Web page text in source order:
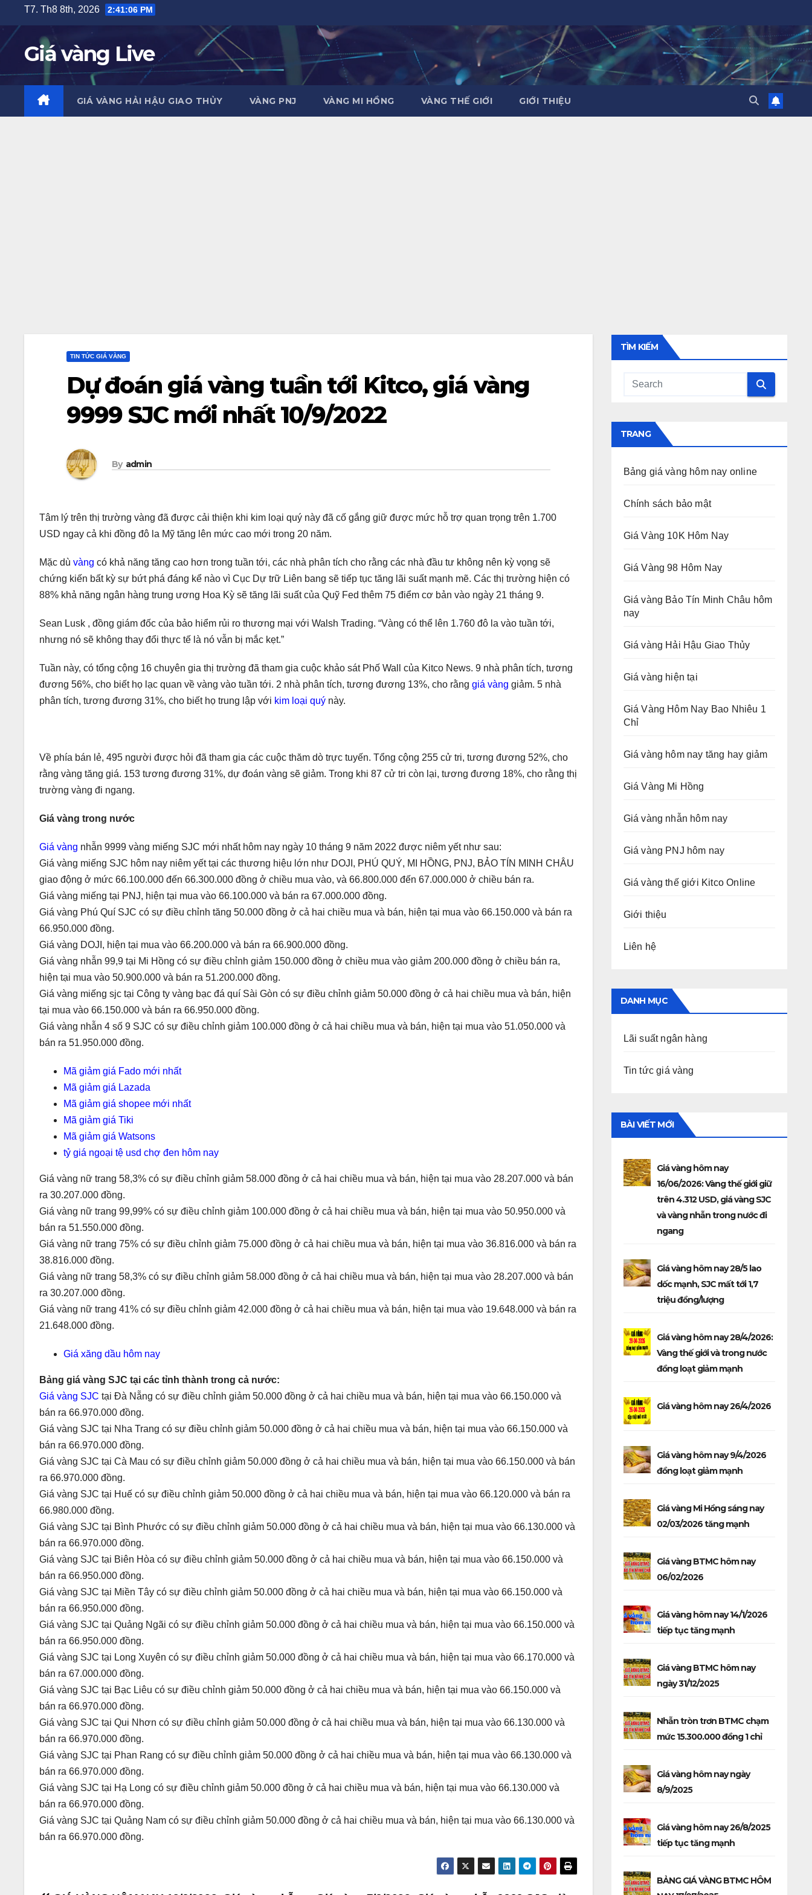
content
T7. Th8 8th, 2026 2:41:07 PM
Giá vàng Live
GIÁ VÀNG HẢI HẬU GIAO THỦY VÀNG PNJ VÀNG MI HỒNG VÀNG THẾ GIỚI GIỚI THIỆU
TIN TỨC GIÁ VÀNG
Dự đoán giá vàng tuần tới Kitco, giá vàng
9999 SJC mới nhất 10/9/2022
By admin
Tâm lý trên thị trường vàng đã được cải thiện khi kim loại quý này đã cố gắng giữ được mức hỗ trợ quan trọng trên 1.700
USD ngay cả khi đồng đô la Mỹ tăng lên mức cao mới trong 20 năm.
Mặc dù vàng có khả năng tăng cao hơn trong tuần tới, các nhà phân tích cho rằng các nhà đầu tư không nên kỳ vọng sẽ
chứng kiến ​​bất kỳ sự bứt phá đáng kể nào vì Cục Dự trữ Liên bang sẽ tiếp tục tăng lãi suất mạnh mẽ. Các thị trường hiện có
88% khả năng ngân hàng trung ương Hoa Kỳ sẽ tăng lãi suất của Quỹ Fed thêm 75 điểm cơ bản vào ngày 21 tháng 9.
Sean Lusk , đồng giám đốc của bảo hiểm rủi ro thương mại với Walsh Trading. “Vàng có thể lên 1.760 đô la vào tuần tới,
nhưng nó sẽ không thay đổi thực tế là nó vẫn bị mắc kẹt.”
Tuần này, có tổng cộng 16 chuyên gia thị trường đã tham gia cuộc khảo sát Phố Wall của Kitco News. 9 nhà phân tích, tương
đương 56%, cho biết họ lạc quan về vàng vào tuần tới. 2 nhà phân tích, tương đương 13%, cho rằng giá vàng giảm. 5 nhà
phân tích, tương đương 31%, cho biết họ trung lập với kim loại quý này.
Về phía bán lẻ, 495 người được hỏi đã tham gia các cuộc thăm dò trực tuyến. Tổng cộng 255 cử tri, tương đương 52%, cho
rằng vàng tăng giá. 153 tương đương 31%, dự đoán vàng sẽ giảm. Trong khi 87 cử tri còn lại, tương đương 18%, cho rằng thị
trường vàng đi ngang.
Giá vàng trong nước
Giá vàng nhẫn 9999 vàng miếng SJC mới nhất hôm nay ngày 10 tháng 9 năm 2022 được niêm yết như sau:
Giá vàng miếng SJC hôm nay niêm yết tại các thương hiệu lớn như DOJI, PHÚ QUÝ, MI HỒNG, PNJ, BẢO TÍN MINH CHÂU
giao động ở mức 66.100.000 đến 66.300.000 đồng ở chiều mua vào, và 66.800.000 đến 67.000.000 ở chiều bán ra.
Giá vàng miếng tại PNJ, hiện tại mua vào 66.100.000 và bán ra 67.000.000 đồng.
Giá vàng Phú Quí SJC có sự điều chỉnh tăng 50.000 đồng ở cả hai chiều mua và bán, hiện tại mua vào 66.150.000 và bán ra
66.950.000 đồng.
Giá vàng DOJI, hiện tại mua vào 66.200.000 và bán ra 66.900.000 đồng.
Giá vàng nhẫn 99,9 tại Mi Hồng có sự điều chỉnh giảm 150.000 đồng ở chiều mua vào giảm 200.000 đồng ở chiều bán ra,
hiện tại mua vào 50.900.000 và bán ra 51.200.000 đồng.
Giá vàng miếng sjc tại Công ty vàng bạc đá quí Sài Gòn có sự điều chỉnh giảm 50.000 đồng ở cả hai chiều mua và bán, hiện
tại mua vào 66.150.000 và bán ra 66.950.000 đồng.
Giá vàng nhẫn 4 số 9 SJC có sự điều chỉnh giảm 100.000 đồng ở cả hai chiều mua và bán, hiện tại mua vào 51.050.000 và
bán ra 51.950.000 đồng.
Mã giảm giá Fado mới nhất
Mã giảm giá Lazada
Mã giảm giá shopee mới nhất
Mã giảm giá Tiki
Mã giảm giá Watsons
tỷ giá ngoại tệ usd chợ đen hôm nay
Giá vàng nữ trang 58,3% có sự điều chỉnh giảm 58.000 đồng ở cả hai chiều mua và bán, hiện tại mua vào 28.207.000 và bán
ra 30.207.000 đồng.
Giá vàng nữ trang 99,99% có sự điều chỉnh giảm 100.000 đồng ở cả hai chiều mua và bán, hiện tại mua vào 50.950.000 và
bán ra 51.550.000 đồng.
Giá vàng nữ trang 75% có sự điều chỉnh giảm 75.000 đồng ở cả hai chiều mua và bán, hiện tại mua vào 36.816.000 và bán ra
38.816.000 đồng.
Giá vàng nữ trang 58,3% có sự điều chỉnh giảm 58.000 đồng ở cả hai chiều mua và bán, hiện tại mua vào 28.207.000 và bán
ra 30.207.000 đồng.
Giá vàng nữ trang 41% có sự điều chỉnh giảm 42.000 đồng ở cả hai chiều mua và bán, hiện tại mua vào 19.648.000 và bán ra
21.648.000 đồng.
Giá xăng dầu hôm nay
Bảng giá vàng SJC tại các tỉnh thành trong cả nước:
Giá vàng SJC tại Đà Nẵng có sự điều chỉnh giảm 50.000 đồng ở cả hai chiều mua và bán, hiện tại mua vào 66.150.000 và
bán ra 66.970.000 đồng.
Giá vàng SJC tại Nha Trang có sự điều chỉnh giảm 50.000 đồng ở cả hai chiều mua và bán, hiện tại mua vào 66.150.000 và
bán ra 66.970.000 đồng.
Giá vàng SJC tại Cà Mau có sự điều chỉnh giảm 50.000 đồng ở cả hai chiều mua và bán, hiện tại mua vào 66.150.000 và bán
ra 66.970.000 đồng.
Giá vàng SJC tại Huế có sự điều chỉnh giảm 50.000 đồng ở cả hai chiều mua và bán, hiện tại mua vào 66.120.000 và bán ra
66.980.000 đồng.
Giá vàng SJC tại Bình Phước có sự điều chỉnh giảm 50.000 đồng ở cả hai chiều mua và bán, hiện tại mua vào 66.130.000 và
bán ra 66.970.000 đồng.
Giá vàng SJC tại Biên Hòa có sự điều chỉnh giảm 50.000 đồng ở cả hai chiều mua và bán, hiện tại mua vào 66.150.000 và
bán ra 66.950.000 đồng.
Giá vàng SJC tại Miền Tây có sự điều chỉnh giảm 50.000 đồng ở cả hai chiều mua và bán, hiện tại mua vào 66.150.000 và
bán ra 66.950.000 đồng.
Giá vàng SJC tại Quảng Ngãi có sự điều chỉnh giảm 50.000 đồng ở cả hai chiều mua và bán, hiện tại mua vào 66.150.000 và
bán ra 66.950.000 đồng.
Giá vàng SJC tại Long Xuyên có sự điều chỉnh giảm 50.000 đồng ở cả hai chiều mua và bán, hiện tại mua vào 66.170.000 và
bán ra 67.000.000 đồng.
Giá vàng SJC tại Bạc Liêu có sự điều chỉnh giảm 50.000 đồng ở cả hai chiều mua và bán, hiện tại mua vào 66.150.000 và
bán ra 66.970.000 đồng.
Giá vàng SJC tại Qui Nhơn có sự điều chỉnh giảm 50.000 đồng ở cả hai chiều mua và bán, hiện tại mua vào 66.130.000 và
bán ra 66.970.000 đồng.
Giá vàng SJC tại Phan Rang có sự điều chỉnh giảm 50.000 đồng ở cả hai chiều mua và bán, hiện tại mua vào 66.130.000 và
bán ra 66.970.000 đồng.
Giá vàng SJC tại Hạ Long có sự điều chỉnh giảm 50.000 đồng ở cả hai chiều mua và bán, hiện tại mua vào 66.130.000 và
bán ra 66.970.000 đồng.
Giá vàng SJC tại Quảng Nam có sự điều chỉnh giảm 50.000 đồng ở cả hai chiều mua và bán, hiện tại mua vào 66.130.000 và
bán ra 66.970.000 đồng.
TÌM KIẾM
TRANG
Bảng giá vàng hôm nay online
Chính sách bảo mật
Giá Vàng 10K Hôm Nay
Giá Vàng 98 Hôm Nay
Giá vàng Bảo Tín Minh Châu hôm
nay
Giá vàng Hải Hậu Giao Thủy
Giá vàng hiện tại
Giá Vàng Hôm Nay Bao Nhiêu 1
Chỉ
Giá vàng hôm nay tăng hay giảm
Giá Vàng Mi Hồng
Giá vàng nhẫn hôm nay
Giá vàng PNJ hôm nay
Giá vàng thế giới Kitco Online
Giới thiệu
Liên hệ
DANH MỤC
Lãi suất ngân hàng
Tin tức giá vàng
BÀI VIẾT MỚI
Giá vàng hôm nay
16/06/2026: Vàng thế giới giữ
trên 4.312 USD, giá vàng SJC
và vàng nhẫn trong nước đi
ngang
Giá vàng hôm nay 28/5 lao
dốc mạnh, SJC mất tới 1,7
triệu đồng/lượng
Giá vàng hôm nay 28/4/2026:
Vàng thế giới và trong nước
đồng loạt giảm mạnh
Giá vàng hôm nay 26/4/2026
Giá vàng hôm nay 9/4/2026
đồng loạt giảm mạnh
Giá vàng Mi Hồng sáng nay
02/03/2026 tăng mạnh
Giá vàng BTMC hôm nay
06/02/2026
Giá vàng hôm nay 14/1/2026
tiếp tục tăng mạnh
Giá vàng BTMC hôm nay
ngày 31/12/2025
Nhẫn tròn trơn BTMC chạm
mức 15.300.000 đồng 1 chỉ
Giá vàng hôm nay ngày
8/9/2025
Giá vàng hôm nay 26/8/2025
tiếp tục tăng mạnh
BẢNG GIÁ VÀNG BTMC HÔM